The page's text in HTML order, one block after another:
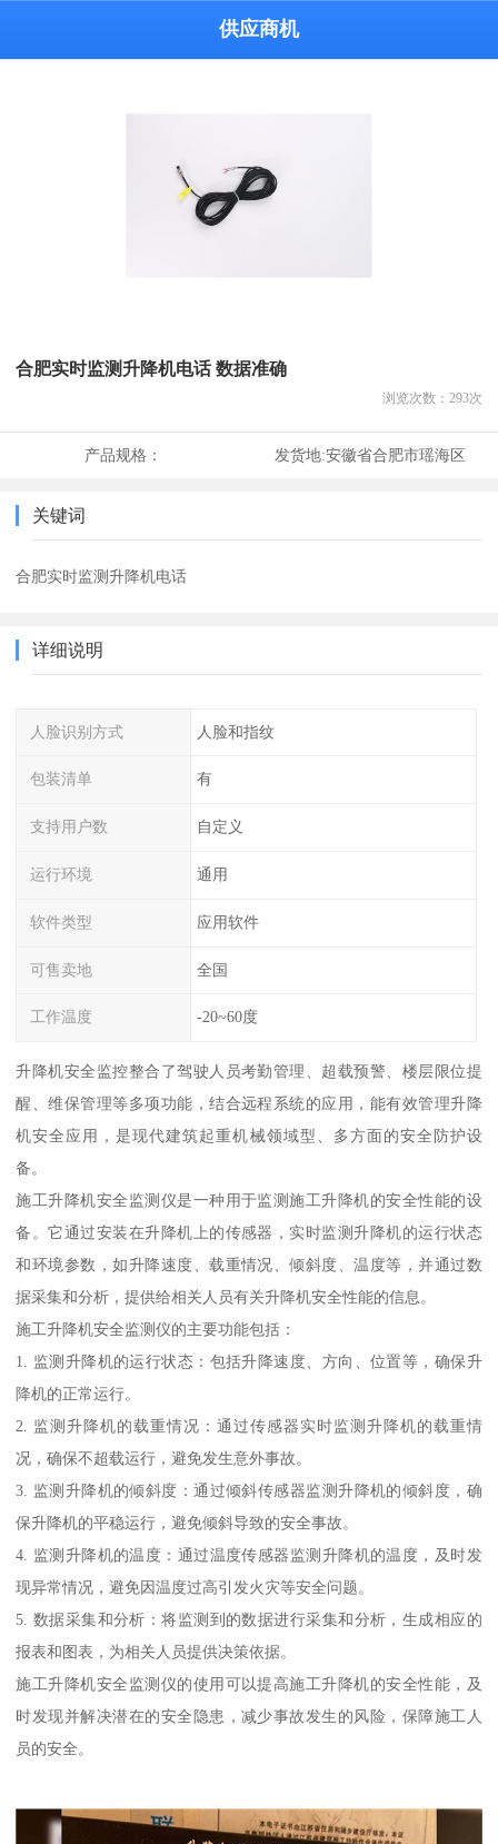
供应商机
合肥实时监测升降机电话 数据准确
浏览次数： 293次
产品规格： 发货地:安徽省合肥市瑶海区
关键词
合肥实时监测升降机电话
详细说明
人脸识别方式 人脸和指纹
包装清单 有
支持用户数 自定义
运行环境 通用
软件类型 应用软件
可售卖地 全国
工作温度 -20~60度
升降机安全监控整合了驾驶人员考勤管理、超载预警、楼层限位提
醒、维保管理等多项功能，结合远程系统的应用，能有效管理升降
机安全应用，是现代建筑起重机械领域型、多方面的安全防护设
备。
施工升降机安全监测仪是一种用于监测施工升降机的安全性能的设
备。它通过安装在升降机上的传感器，实时监测升降机的运行状态
和环境参数，如升降速度、载重情况、倾斜度、温度等，并通过数
据采集和分析，提供给相关人员有关升降机安全性能的信息。
施工升降机安全监测仪的主要功能包括：
1. 监测升降机的运行状态：包括升降速度、方向、位置等，确保升
降机的正常运行。
2. 监测升降机的载重情况：通过传感器实时监测升降机的载重情
况，确保不超载运行，避免发生意外事故。
3. 监测升降机的倾斜度：通过倾斜传感器监测升降机的倾斜度，确
保升降机的平稳运行，避免倾斜导致的安全事故。
4. 监测升降机的温度：通过温度传感器监测升降机的温度，及时发
现异常情况，避免因温度过高引发火灾等安全问题。
5. 数据采集和分析：将监测到的数据进行采集和分析，生成相应的
报表和图表，为相关人员提供决策依据。
施工升降机安全监测仪的使用可以提高施工升降机的安全性能，及
时发现并解决潜在的安全隐患，减少事故发生的风险，保障施工人
员的安全。